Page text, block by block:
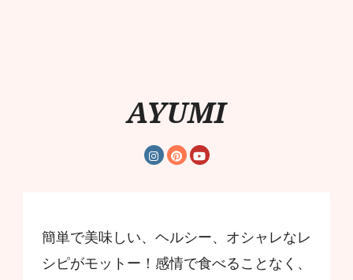
AYUMI
簡単で美味しい、ヘルシー、オシャレなレ
シピがモットー！感情で食べることなく、